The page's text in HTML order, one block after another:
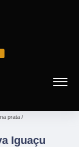
(19)
prata
Iguaçu